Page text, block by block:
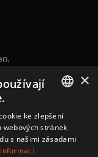
spodmínkami
CZECH
×
ke zlepšení
webových stránek
s našimi zásadami